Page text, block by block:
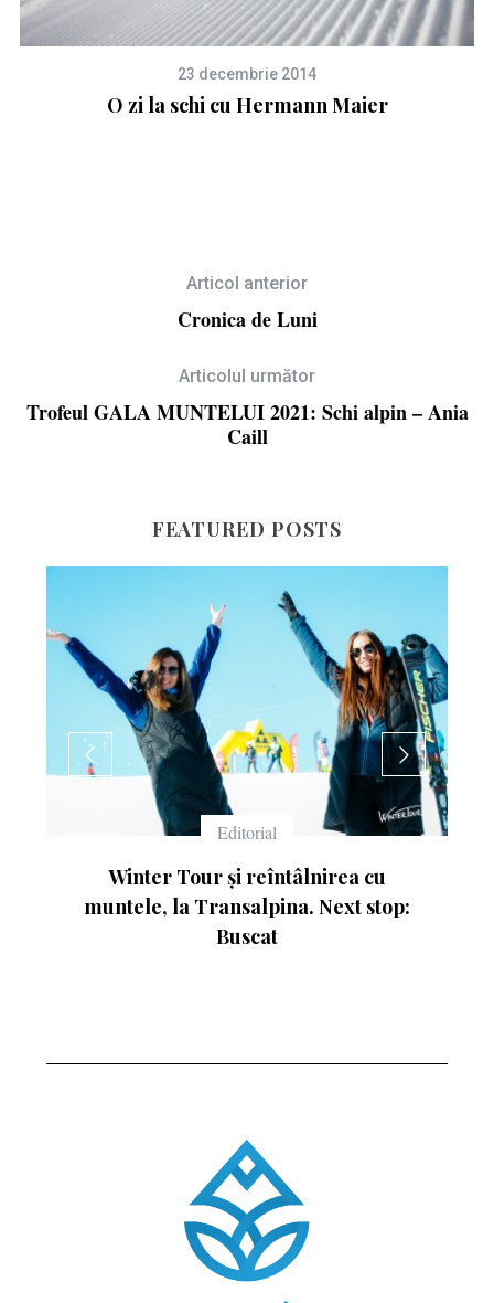
23 decembrie 2014
O zi la schi cu Hermann Maier
Articol anterior
Cronica de Luni
Articolul următor
Trofeul GALA MUNTELUI 2021: Schi alpin – Ania
Caill
FEATURED POSTS
Echipament
Ce înseamnă numerele de pe schiuri